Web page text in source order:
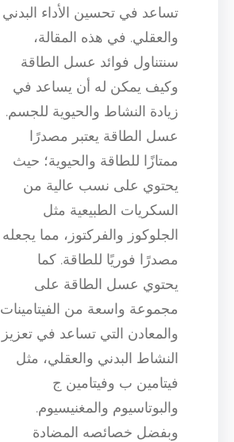
تساعد في تحسين الأداء البدني
والعقلي. في هذه المقالة،
سنتناول فوائد عسل الطاقة
وكيف يمكن له أن يساعد في
زيادة النشاط والحيوية للجسم.
عسل الطاقة يعتبر مصدرًا
ممتازًا للطاقة والحيوية؛ حيث
يحتوي على نسب عالية من
السكريات الطبيعية مثل
الجلوكوز والفركتوز، مما يجعله
مصدرًا فوريًا للطاقة. كما
يحتوي عسل الطاقة على
مجموعة واسعة من الفيتامينات
والمعادن التي تساعد في تعزيز
النشاط البدني والعقلي، مثل
فيتامين ب وفيتامين ج
والبوتاسيوم والمغنيسيوم.
وبفضل خصائصه المضادة